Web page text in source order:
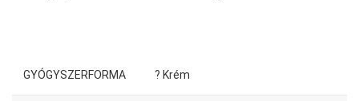
GYÓGYSZERFORMA ? Krém